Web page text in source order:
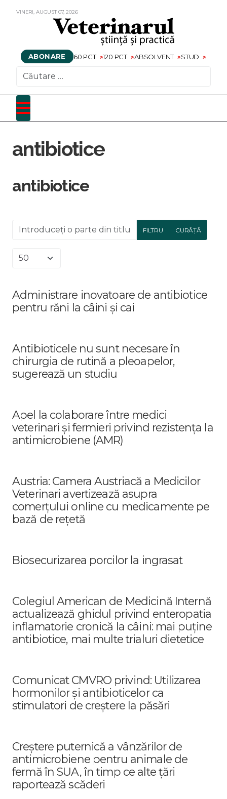
VINERI, AUGUST07,2026
ABONARE 60 PCT 120 PCT ABSOLVENT STUD
antibiotice
antibiotice
Introduceți o parte din titlu. FILTRU CURĂȚĂ
Afișare #
Administrare inovatoare de antibiotice
pentru răni la câini și cai
Antibioticele nu sunt necesare în
chirurgia de rutină a pleoapelor,
sugerează un studiu
Apel la colaborare între medici
veterinari și fermieri privind rezistența la
antimicrobiene (AMR)
Austria: Camera Austriacă a Medicilor
Veterinari avertizează asupra
comerțului online cu medicamente pe
bază de rețetă
Biosecurizarea porcilor la ingrasat
Colegiul American de Medicină Internă
actualizează ghidul privind enteropatia
inflamatorie cronică la câini: mai puține
antibiotice, mai multe trialuri dietetice
Comunicat CMVRO privind: Utilizarea
hormonilor şi antibioticelor ca
stimulatori de creştere la păsări
Creștere puternică a vânzărilor de
antimicrobiene pentru animale de
fermă în SUA, în timp ce alte țări
raportează scăderi